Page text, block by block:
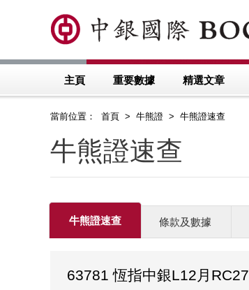
主頁 重要數據 精選文章
當前位置： 首頁 > 牛熊證 > 牛熊證速查
牛熊證速查
牛熊證速查 條款及數據
63781 恆指中銀L12月RC27